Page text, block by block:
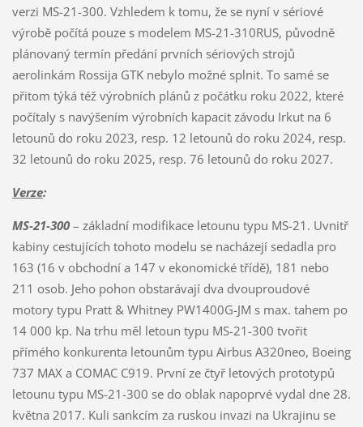
verzi MS-21-300. Vzhledem k tomu, že se nyní v sériové
výrobě počítá pouze s modelem MS-21-310RUS, původně
plánovaný termín předání prvních sériových strojů
aerolinkám Rossija GTK nebylo možné splnit. To samé se
přitom týká též výrobních plánů z počátku roku 2022, které
počítaly s navýšením výrobních kapacit závodu Irkut na 6
letounů do roku 2023, resp. 12 letounů do roku 2024, resp.
32 letounů do roku 2025, resp. 76 letounů do roku 2027.
Verze:
MS-21-300– základní modifikace letounu typu MS-21. Uvnitř
kabiny cestujících tohoto modelu se nacházejí sedadla pro
163 (16 v obchodní a 147 v ekonomické třídě), 181 nebo
211 osob. Jeho pohon obstarávají dva dvouproudové
motory typu Pratt & Whitney PW1400G-JM s max. tahem po
14 000 kp. Na trhu měl letoun typu MS-21-300 tvořit
přímého konkurenta letounům typu Airbus A320neo, Boeing
737 MAX a COMAC C919. První ze čtyř letových prototypů
letounu typu MS-21-300 se do oblak napoprvé vydal dne 28.
května 2017. Kuli sankcím za ruskou invazi na Ukrajinu se